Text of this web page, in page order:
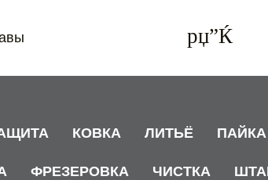
КОВКА ЛИТЬЁ ПАЙКА
ФРЕЗЕРОВКА ЧИСТКА